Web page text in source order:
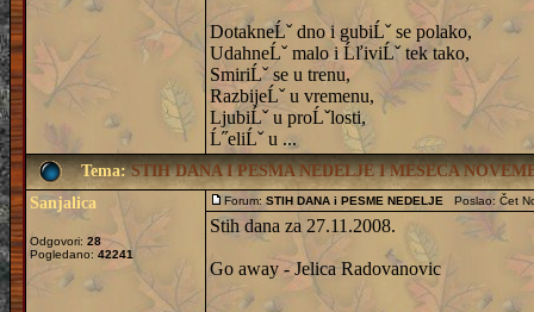
DotakneĹˇ dno i gubiĹˇ se polako,
UdahneĹˇ malo i ĹľiviĹˇ tek tako,
SmiriĹˇ se u trenu,
RazbijeĹˇ u vremenu,
LjubiĹˇ u proĹˇlosti,
Ĺ˝eliĹˇ u ...
Tema:STIH DANA I PESMA NEDELJE I MESECA
Sanjalica
Odgovori: 28
Pogledano: 42241
Forum: STIH DANA i PESME NEDELJE Poslao: Čet
Stih dana za 27.11.2008.
Go away - Jelica Radovanovic